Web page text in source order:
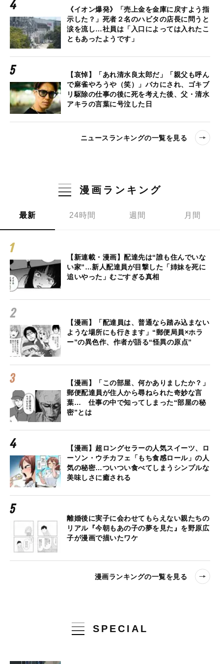
《イオン爆発》「売上金を金庫に戻すよう指
示した？」死者２名のハビタの店長に問うと
涙を流し…社員は「入口によっては入れたこ
ともあったようです」
【哀悼】「あれ清水良太郎だ」「親父も呼ん
で麻雀やろうや（笑）」バカにされ、ゴキブ
リ駆除の仕事の後に死を考えた後、父・清水
アキラの言葉に号泣した日
ニュースランキングの一覧を見る
漫画ランキング
最新 24時間 週間 月間
【新連載・漫画】配達先は“誰も住んでいな
い家”…新人配達員が目撃した「姉妹を死に
追いやった」むごすぎる真相
【漫画】「配達員は、普通なら踏み込まない
ような場所にも行きます」“郵便局員×ホラ
ー”の異色作、作者が語る“怪異の原点”
【漫画】「この部屋、何かありましたか？」
郵便配達員が住人から尋ねられた奇妙な言
葉… 仕事の中で知ってしまった“部屋の秘
密”とは
【漫画】超ロングセラーの人気スイーツ、ロ
ーソン・ウチカフェ「もち食感ロール」の人
気の秘密…ついつい食べてしまうシンプルな
美味しさに癒される
離婚後に実子に会わせてもらえない親たちの
リアル『今朝もあの子の夢を見た』を野原広
子が漫画で描いたワケ
漫画ランキングの一覧を見る
SPECIAL